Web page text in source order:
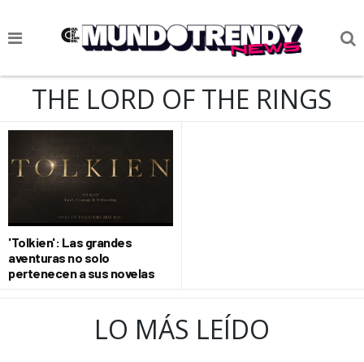
NOTICIAS
CIENCIA Y TECNOLOGÍA
VIDA
SOCIEDAD
CULTURIZANDO.COM
THE LORD OF THE RINGS
'Tolkien': Las grandes
aventuras no solo
pertenecen a sus novelas
LO MÁS LEÍDO